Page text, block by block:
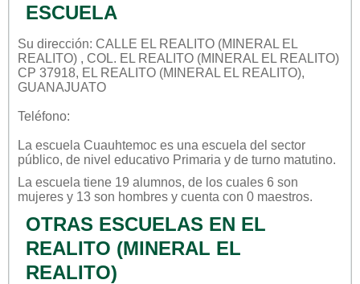
ESCUELA
Su dirección: CALLE EL REALITO (MINERAL EL
REALITO) , COL. EL REALITO (MINERAL EL REALITO)
CP 37918, EL REALITO (MINERAL EL REALITO),
GUANAJUATO
Teléfono:
La escuela Cuauhtemoc es una escuela del sector
público, de nivel educativo Primaria y de turno matutino.
La escuela tiene 19 alumnos, de los cuales 6 son
mujeres y 13 son hombres y cuenta con 0 maestros.
OTRAS ESCUELAS EN EL
REALITO (MINERAL EL
REALITO)